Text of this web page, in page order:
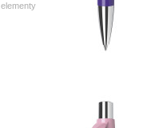
elementy